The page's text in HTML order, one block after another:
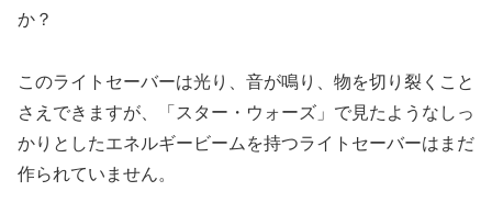
か？
このライトセーバーは光り、音が鳴り、物を切り裂くこと
さえできますが、「スター・ウォーズ」で見たようなしっ
かりとしたエネルギービームを持つライトセーバーはまだ
作られていません。